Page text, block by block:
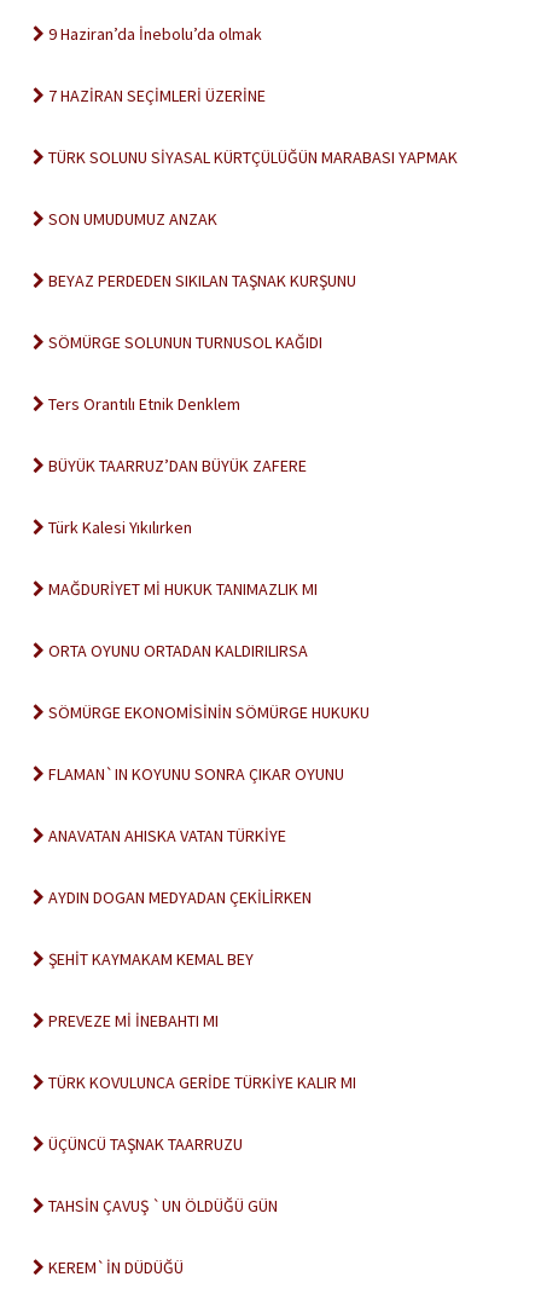
9 Haziran’da İnebolu’da olmak
7 HAZİRAN SEÇİMLERİ ÜZERİNE
TÜRK SOLUNU SİYASAL KÜRTÇÜLÜĞÜN MARABASI YAPMAK
SON UMUDUMUZ ANZAK
BEYAZ PERDEDEN SIKILAN TAŞNAK KURŞUNU
SÖMÜRGE SOLUNUN TURNUSOL KAĞIDI
Ters Orantılı Etnik Denklem
BÜYÜK TAARRUZ’DAN BÜYÜK ZAFERE
Türk Kalesi Yıkılırken
MAĞDURİYET Mİ HUKUK TANIMAZLIK MI
ORTA OYUNU ORTADAN KALDIRILIRSA
SÖMÜRGE EKONOMİSİNİN SÖMÜRGE HUKUKU
FLAMAN`IN KOYUNU SONRA ÇIKAR OYUNU
ANAVATAN AHISKA VATAN TÜRKİYE
AYDIN DOGAN MEDYADAN ÇEKİLİRKEN
ŞEHİT KAYMAKAM KEMAL BEY
PREVEZE Mİ İNEBAHTI MI
TÜRK KOVULUNCA GERİDE TÜRKİYE KALIR MI
ÜÇÜNCÜ TAŞNAK TAARRUZU
TAHSİN ÇAVUŞ `UN ÖLDÜĞÜ GÜN
KEREM`İN DÜDÜĞÜ